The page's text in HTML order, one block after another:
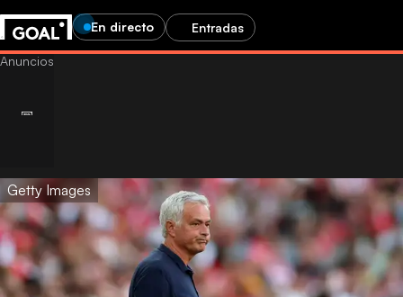
En directo Entradas
Getty Images